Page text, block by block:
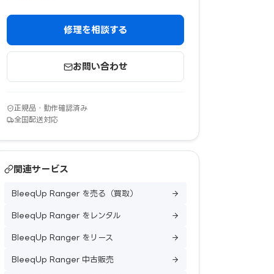
修理を相談する
お問い合わせ
正規品・動作確認済み
全国配送対応
関連サービス
BleeqUp Ranger を売る（買取）
BleeqUp Ranger をレンタル
BleeqUp Ranger をリース
BleeqUp Ranger 中古販売